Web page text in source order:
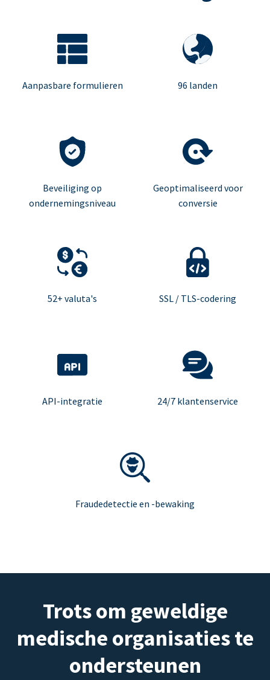
Aanpasbare formulieren 96 landen
Beveiliging op
ondernemingsniveau
Geoptimaliseerd voor
conversie
52+ valuta's SSL / TLS-codering
API-integratie 24/7 klantenservice
Fraudedetectie en -bewaking
Trots om geweldige
medische organisaties te
ondersteunen